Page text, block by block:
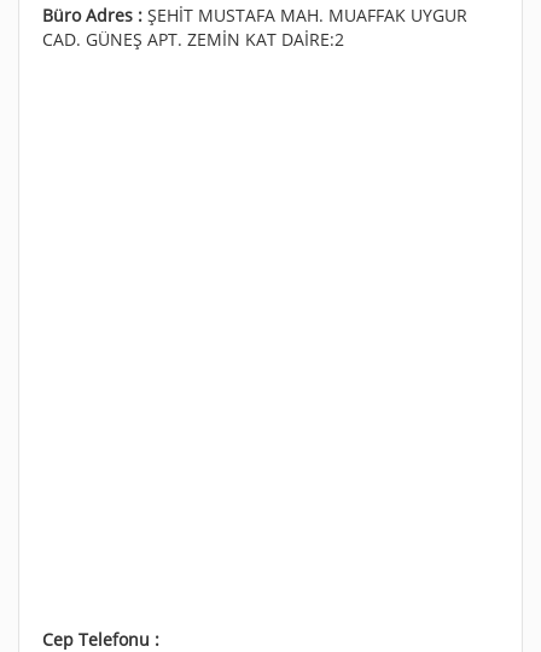
Büro Adres : ŞEHİT MUSTAFA MAH. MUAFFAK UYGUR
CAD. GÜNEŞ APT. ZEMİN KAT DAİRE:2
Cep Telefonu :